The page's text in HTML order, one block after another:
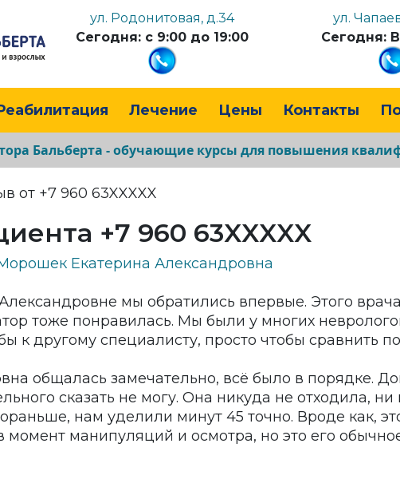
ул. Родонитовая, д.34
Сегодня: с 9:00 до 19:00
ул.
Сегодня:
Лечение Цены Контакты
Бальберта - обучающие курсы для повышения
от +7 960 63XXXXX
+7 960 63XXXXX
Екатерина Александровна
мы обратились впервые. Этого
тоже понравилась. Мы были у многих
к другому специалисту, просто чтобы сравнить
общалась замечательно, всё было в порядке.
сказать не могу. Она никуда не отходила,
нам уделили минут 45 точно. Вроде как,
момент манипуляций и осмотра, но это его